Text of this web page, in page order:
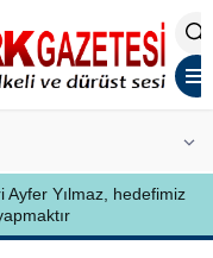
Kardeş Sancar’a